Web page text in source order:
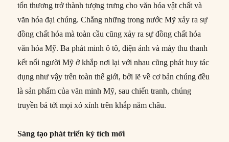
tổn thương trở thành tượng trưng cho văn hóa vật chất và
văn hóa đại chúng. Chẳng những trong nước Mỹ xảy ra sự
đồng chất hóa mà toàn cầu cũng xảy ra sự đồng chất hóa
văn hóa Mỹ. Ba phát minh ô tô, điện ảnh và máy thu thanh
kết nối người Mỹ ở khắp nơi lại với nhau cũng phát huy tác
dụng như vậy trên toàn thế giới, bởi lẽ về cơ bản chúng đều
là sản phẩm của văn minh Mỹ, sau chiến tranh, chúng
truyền bá tới mọi xó xỉnh trên khắp năm châu.
Sáng tạo phát triển kỳ tích mới